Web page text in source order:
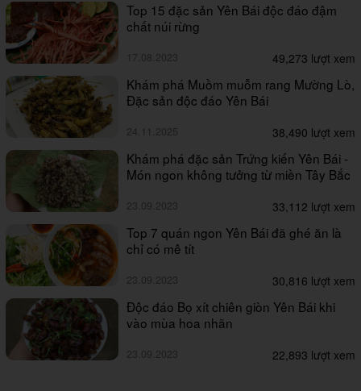
Top 15 đặc sản Yên Bái độc đáo đậm
chất núi rừng
17.08.2023 49,273 lượt xem
Khám phá Muồm muỗm rang Mường Lò,
Đặc sản độc đáo Yên Bái
24.11.2025 38,490 lượt xem
Khám phá đặc sản Trứng kiến Yên Bái -
Món ngon không tưởng từ miền Tây Bắc
23.09.2023 33,112 lượt xem
Top 7 quán ngon Yên Bái đã ghé ăn là
chỉ có mê tít
23.09.2023 30,816 lượt xem
Độc đáo Bọ xít chiên giòn Yên Bái khi
vào mùa hoa nhãn
23.09.2023 22,893 lượt xem